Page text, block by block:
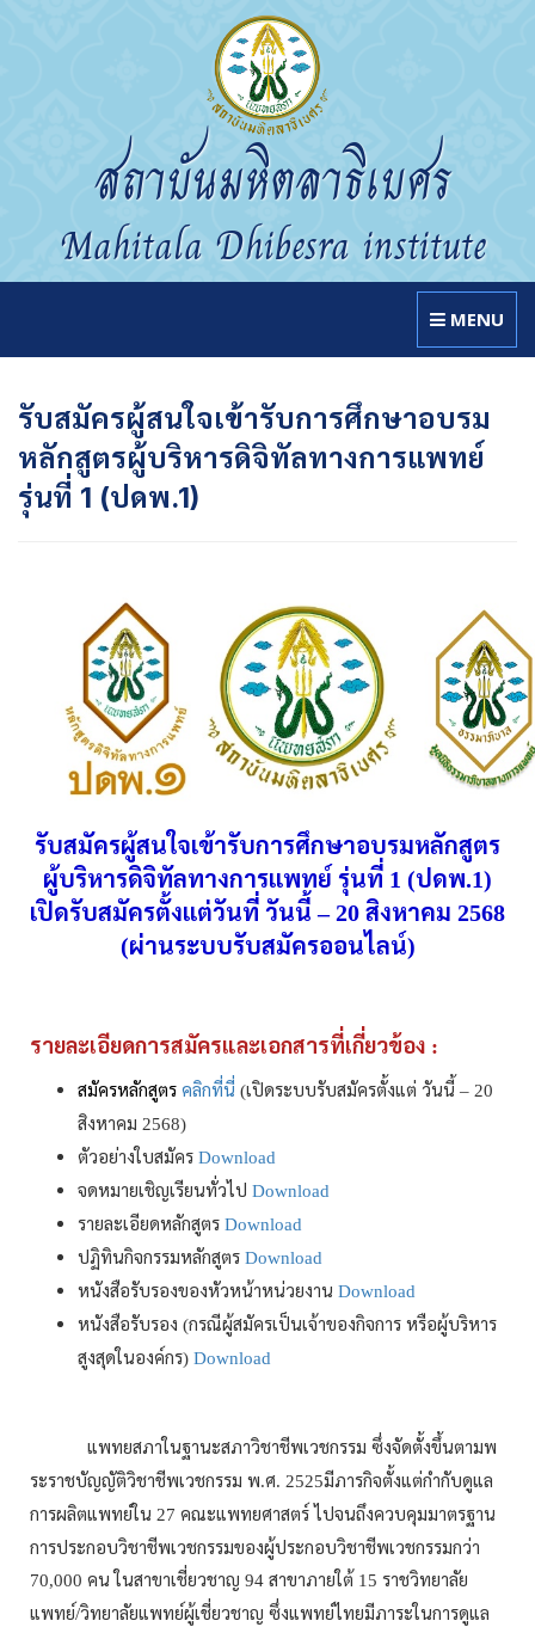
สถาบันมหิตลาธิเบศร
Mahitala Dhibesra institute
MENU
รับสมัครผู้สนใจเข้ารับการศึกษาอบรม
หลักสูตรผู้บริหารดิจิทัลทางการแพทย์
รุ่นที่ 1 (ปดพ.1)
รับสมัครผู้สนใจเข้ารับการศึกษาอบรมหลักสูตร
ผู้บริหารดิจิทัลทางการแพทย์ รุ่นที่ 1 (ปดพ.1)
เปิดรับสมัครตั้งแต่วันที่ วันนี้ – 20 สิงหาคม 2568
(ผ่านระบบรับสมัครออนไลน์)
รายละเอียดการสมัครและเอกสารที่เกี่ยวข้อง :
สมัครหลักสูตร คลิกที่นี่ (เปิดระบบรับสมัครตั้งแต่ วันนี้ – 20
สิงหาคม 2568)
ตัวอย่างใบสมัคร Download
จดหมายเชิญเรียนทั่วไป Download
รายละเอียดหลักสูตร Download
ปฏิทินกิจกรรมหลักสูตร Download
หนังสือรับรองของหัวหน้าหน่วยงาน Download
หนังสือรับรอง (กรณีผู้สมัครเป็นเจ้าของกิจการ หรือผู้บริหาร
สูงสุดในองค์กร) Download
แพทยสภาในฐานะสภาวิชาชีพเวชกรรม ซึ่งจัดตั้งขึ้นตามพ
ระราชบัญญัติวิชาชีพเวชกรรม พ.ศ. 2525มีภารกิจตั้งแต่กำกับดูแล
การผลิตแพทย์ใน 27 คณะแพทยศาสตร์ ไปจนถึงควบคุมมาตรฐาน
การประกอบวิชาชีพเวชกรรมของผู้ประกอบวิชาชีพเวชกรรมกว่า
70,000 คน ในสาขาเชี่ยวชาญ 94 สาขาภายใต้ 15 ราชวิทยาลัย
แพทย์/วิทยาลัยแพทย์ผู้เชี่ยวชาญ ซึ่งแพทย์ไทยมีภาระในการดูแล